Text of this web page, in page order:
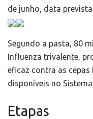
de junho, data
Segundo a pasta, 80
Influenza trivalente,
eficaz contra as cepas
disponíveis no
Etapas